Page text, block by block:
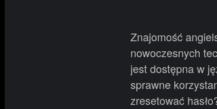
Znajomość
nowoczesnych
jest dostępna w
sprawne
zresetować